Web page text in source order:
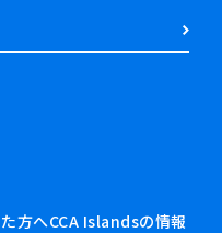
方へCCA Islandsの情報